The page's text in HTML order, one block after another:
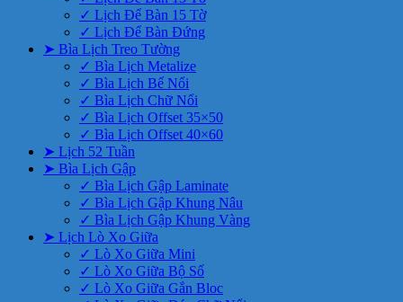
✓ Lịch Để Bàn 15 Tờ
✓ Lịch Để Bàn Đứng
➤ Bìa Lịch Treo Tường
✓ Bìa Lịch Metalize
✓ Bìa Lịch Bế Nổi
✓ Bìa Lịch Chữ Nổi
✓ Bìa Lịch Offset 35×50
✓ Bìa Lịch Offset 40×60
➤ Lịch 52 Tuần
➤ Bìa Lịch Gập
✓ Bìa Lịch Gập Laminate
✓ Bìa Lịch Gập Khung Nâu
✓ Bìa Lịch Gập Khung Vàng
➤ Lịch Lò Xo Giữa
✓ Lò Xo Giữa Mini
✓ Lò Xo Giữa Bộ Số
✓ Lò Xo Giữa Gắn Bloc